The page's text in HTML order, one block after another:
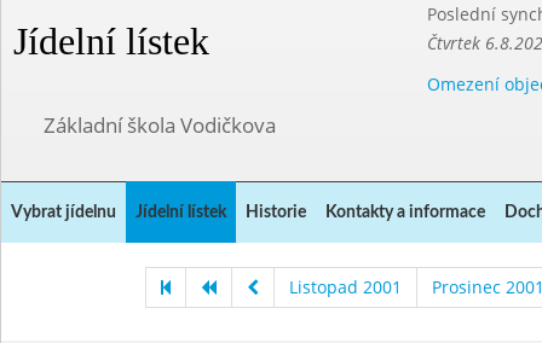
Jídelní lístek
Poslední
Čtvrtek
Omezení
Základní škola Vodičkova
Vybrat jídelnu Jídelní lístek Historie Kontakty a informace
Listopad 2001 Prosinec